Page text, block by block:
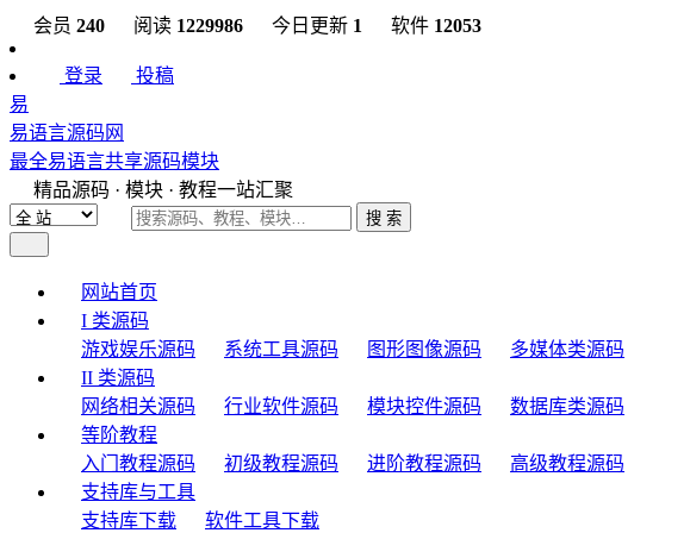
会员 240 阅读 1229986 今日更新 1 软件 12053
登录
投稿
易
易语言源码网
最全易语言共享源码模块
精品源码 · 模块 · 教程一站汇聚
搜 索
网站首页
I 类源码
游戏娱乐源码
系统工具源码 图形图像源码
多媒体类源码
II 类源码
网络相关源码
行业软件源码 模块控件源码
数据库类源码
等阶教程
入门教程源码
初级教程源码 进阶教程源码
高级教程源码
支持库与工具
支持库下载
软件工具下载